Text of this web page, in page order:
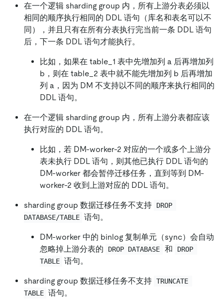
在一个逻辑 sharding group 内，所有上游分表必须以
相同的顺序执行相同的 DDL 语句（库名和表名可以不
同），并且只有在所有分表执行完当前一条 DDL 语句
后，下一条 DDL 语句才能执行。
比如，如果在 table_1 表中先增加列 a 后再增加列
b，则在 table_2 表中就不能先增加列 b 后再增加
列 a，因为 DM 不支持以不同的顺序来执行相同的
DDL 语句。
在一个逻辑 sharding group 内，所有上游分表都应该
执行对应的 DDL 语句。
比如，若 DM-worker-2 对应的一个或多个上游分
表未执行 DDL 语句，则其他已执行 DDL 语句的
DM-worker 都会暂停迁移任务，直到等到 DM-
worker-2 收到上游对应的 DDL 语句。
sharding group 数据迁移任务不支持
DROP
DATABASE/TABLE 语句。
DM-worker 中的 binlog 复制单元（sync）会自动
忽略掉上游分表的
DROP DATABASE 和
DROP
TABLE 语句。
sharding group 数据迁移任务不支持 TRUNCATE
TABLE 语句。